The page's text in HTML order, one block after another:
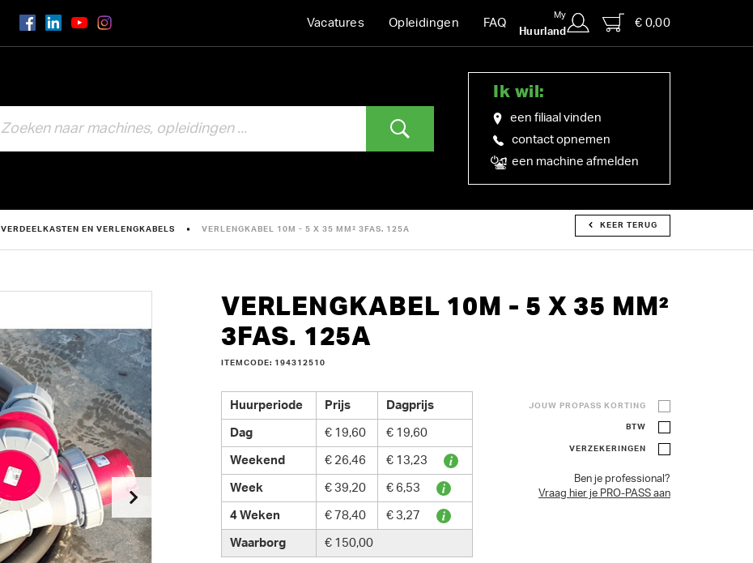
Vacatures Opleidingen FAQ
My
Huurland
€ 0,00
Ik wil:
een filiaal vinden
contact opnemen
een machine afmelden
VERDEELKASTEN EN VERLENGKABELS VERLENGKABEL 10M - 5 X 35 MM² 3FAS. 125A KEER TERUG
VERLENGKABEL 10M - 5 X 35 MM²
3FAS. 125A
ITEMCODE: 194312510
Huurperiode Prijs Dagprijs
Dag € 19,60 € 19,60
Weekend € 26,46 € 13,23
Week € 39,20 € 6,53
4 Weken € 78,40 € 3,27
Waarborg € 150,00
JOUW PROPASS KORTING
BTW
VERZEKERINGEN
Ben je professional?
Vraag hier je PRO-PASS aan